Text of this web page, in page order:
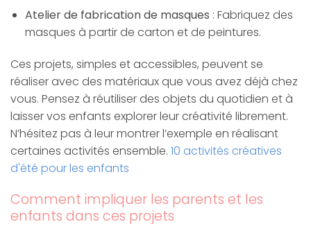
Atelier de fabrication de masques : Fabriquez des
masques à partir de carton et de peintures.
Ces projets, simples et accessibles, peuvent se
réaliser avec des matériaux que vous avez déjà chez
vous. Pensez à réutiliser des objets du quotidien et à
laisser vos enfants explorer leur créativité librement.
N’hésitez pas à leur montrer l’exemple en réalisant
certaines activités ensemble. 10 activités créatives
d'été pour les enfants
Comment impliquer les parents et les
enfants dans ces projets